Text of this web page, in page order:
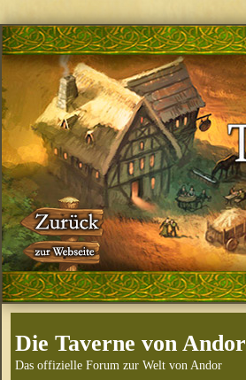
Die Taverne von Andor
Das offizielle Forum zur Welt von Andor